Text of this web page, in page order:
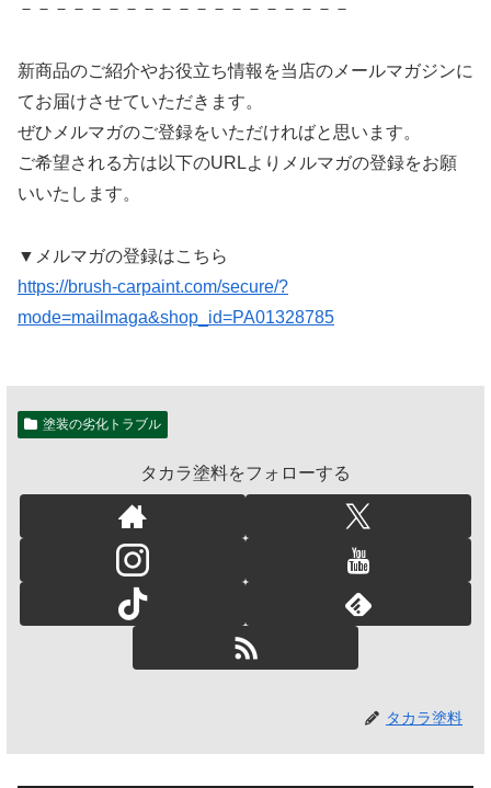
－－－－－－－－－－－－－－－－－－－
新商品のご紹介やお役立ち情報を当店のメールマガジンに
てお届けさせていただきます。
ぜひメルマガのご登録をいただければと思います。
ご希望される方は以下のURLよりメルマガの登録をお願
いいたします。
▼メルマガの登録はこちら
https://brush-carpaint.com/secure/?
mode=mailmaga&shop_id=PA01328785
塗装の劣化トラブル
タカラ塗料をフォローする
タカラ塗料